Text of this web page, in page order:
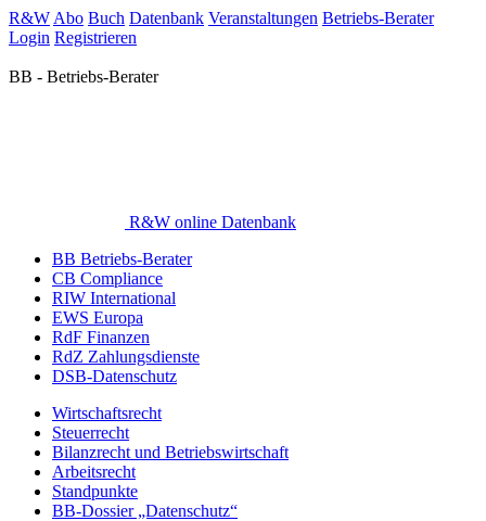
R&W Abo Buch Datenbank Veranstaltungen Betriebs-Berater
Login Registrieren
BB - Betriebs-Berater
R&W online Datenbank
BB Betriebs-Berater
CB Compliance
RIW International
EWS Europa
RdF Finanzen
RdZ Zahlungsdienste
DSB-Datenschutz
Wirtschaftsrecht
Steuerrecht
Bilanzrecht und Betriebswirtschaft
Arbeitsrecht
Standpunkte
BB-Dossier „Datenschutz“